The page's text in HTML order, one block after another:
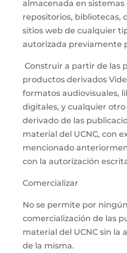
almacenada en
repositorios, bibliotecas,
sitios web de cualquier
autorizada previamente
Construir a partir de las
productos derivados
formatos audiovisuales,
digitales, y cualquier
derivado de las
material del UCNC, con
mencionado
con la autorización
Comercializar
No se permite por
comercialización de las
material del UCNC sin la
de la misma.